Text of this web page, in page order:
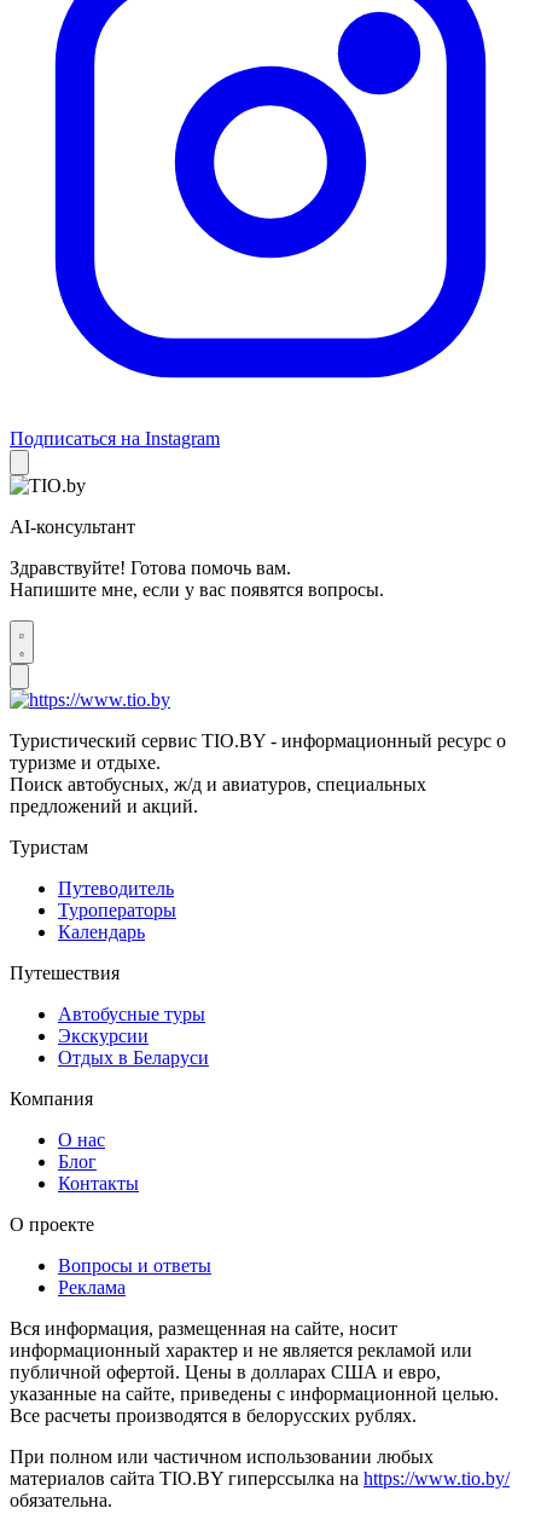
Подписаться на Instagram
AI-консультант
Здравствуйте! Готова помочь вам.
Напишите мне, если у вас появятся вопросы.
Туристический сервис TIO.BY - информационный ресурс о
туризме и отдыхе.
Поиск автобусных, ж/д и авиатуров, специальных
предложений и акций.
Туристам
Путеводитель
Туроператоры
Календарь
Путешествия
Автобусные туры
Экскурсии
Отдых в Беларуси
Компания
О нас
Блог
Контакты
О проекте
Вопросы и ответы
Реклама
Вся информация, размещенная на сайте, носит
информационный характер и не является рекламой или
публичной офертой. Цены в долларах США и евро,
указанные на сайте, приведены с информационной целью.
Все расчеты производятся в белорусских рублях.
При полном или частичном использовании любых
материалов сайта TIO.BY гиперссылка на https://www.tio.by/
обязательна.